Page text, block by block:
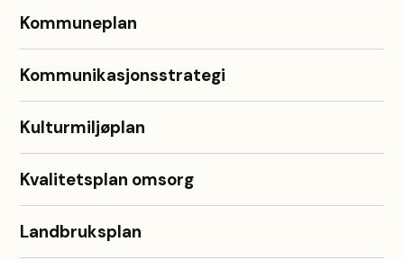
Kommuneplan
Kommunikasjonsstrategi
Kulturmiljøplan
Kvalitetsplan omsorg
Landbruksplan